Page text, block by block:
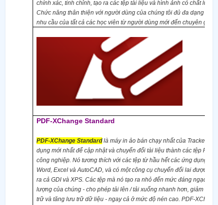
chính xác, tinh chỉnh, tạo ra các tệp tài liệu và hình ảnh có chất
Chức năng thân thiện với người dùng của chúng tôi đủ đa dạng để
nhu cầu của tất cả các học viên từ người dùng mới đến chuyên gia.
PDF-XChange Standard
PDF-XChange Standardlà máy in ảo bán chạy nhất của Tracker
dụngmới nhấtđể cập nhật và chuyển đổi tài liệu thành các tệp PDF
công nghiệp. Nó tương thích với các tệp từ hầu hết các ứng dụng
Word, Excel và AutoCAD, và có một công cụ chuyển đổi lai được tối
ra cả GDI và XPS. Các tệp mà nó tạo ra nhỏ đến mức đáng ngạc
lượng của chúng - cho phép tải lên / tải xuống nhanh hơn, giảm
trữ và tăng lưu trữ dữ liệu - ngay cả ở mức độ nén cao. PDF-